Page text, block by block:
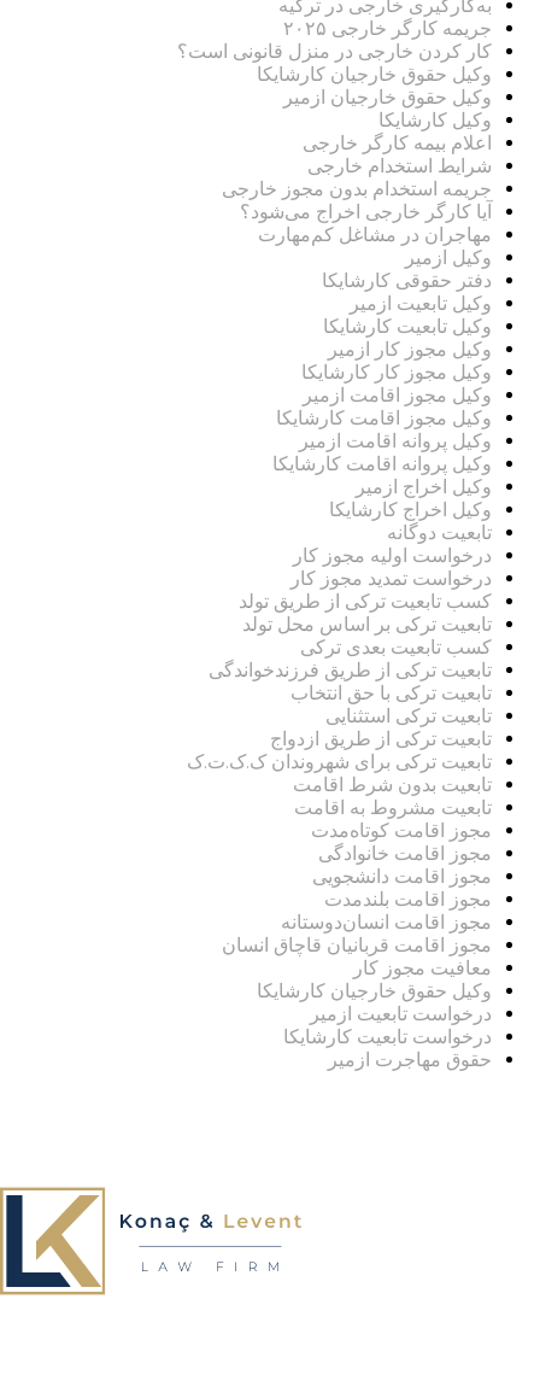
به‌کارگیری خارجی در ترکیه
جریمه کارگر خارجی ۲۰۲۵
کار کردن خارجی در منزل قانونی است؟
وکیل حقوق خارجیان کارشایکا
وکیل حقوق خارجیان ازمیر
وکیل کارشایکا
اعلام بیمه کارگر خارجی
شرایط استخدام خارجی
جریمه استخدام بدون مجوز خارجی
آیا کارگر خارجی اخراج می‌شود؟
مهاجران در مشاغل کم‌مهارت
وکیل ازمیر
دفتر حقوقی کارشایکا
وکیل تابعیت ازمیر
وکیل تابعیت کارشایکا
وکیل مجوز کار ازمیر
وکیل مجوز کار کارشایکا
وکیل مجوز اقامت ازمیر
وکیل مجوز اقامت کارشایکا
وکیل پروانه اقامت ازمیر
وکیل پروانه اقامت کارشایکا
وکیل اخراج ازمیر
وکیل اخراج کارشایکا
تابعیت دوگانه
درخواست اولیه مجوز کار
درخواست تمدید مجوز کار
کسب تابعیت ترکی از طریق تولد
تابعیت ترکی بر اساس محل تولد
کسب تابعیت بعدی ترکی
تابعیت ترکی از طریق فرزندخواندگی
تابعیت ترکی با حق انتخاب
تابعیت ترکی استثنایی
تابعیت ترکی از طریق ازدواج
تابعیت ترکی برای شهروندان ک.ک.ت.ک
تابعیت بدون شرط اقامت
تابعیت مشروط به اقامت
مجوز اقامت کوتاه‌مدت
مجوز اقامت خانوادگی
مجوز اقامت دانشجویی
مجوز اقامت بلندمدت
مجوز اقامت انسان‌دوستانه
مجوز اقامت قربانیان قاچاق انسان
معافیت مجوز کار
وکیل حقوق خارجیان کارشایکا
درخواست تابعیت ازمیر
درخواست تابعیت کارشایکا
حقوق مهاجرت ازمیر